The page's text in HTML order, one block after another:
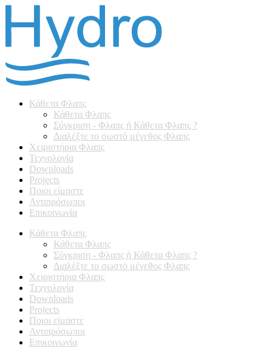
Κάθετα Φλαπς
Κάθετα Φλαπς
Σύγκριση - Φλαπς ή Κάθετα Φλαπς ?
Διαλέξτε το σωστό μέγεθος Φλαπς
Χειριστήρια Φλαπς
Τεχνολογία
Downloads
Projects
Ποιοι είμαστε
Αντιπρόσωποι
Επικοινωνία
Κάθετα Φλαπς
Κάθετα Φλαπς
Σύγκριση - Φλαπς ή Κάθετα Φλαπς ?
Διαλέξτε το σωστό μέγεθος Φλαπς
Χειριστήρια Φλαπς
Τεχνολογία
Downloads
Projects
Ποιοι είμαστε
Αντιπρόσωποι
Επικοινωνία